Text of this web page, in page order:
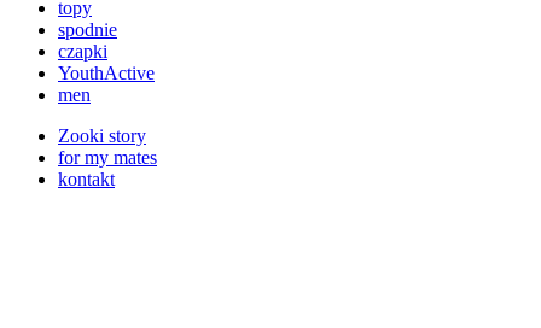
topy
spodnie
czapki
YouthActive
men
Zooki story
for my mates
kontakt